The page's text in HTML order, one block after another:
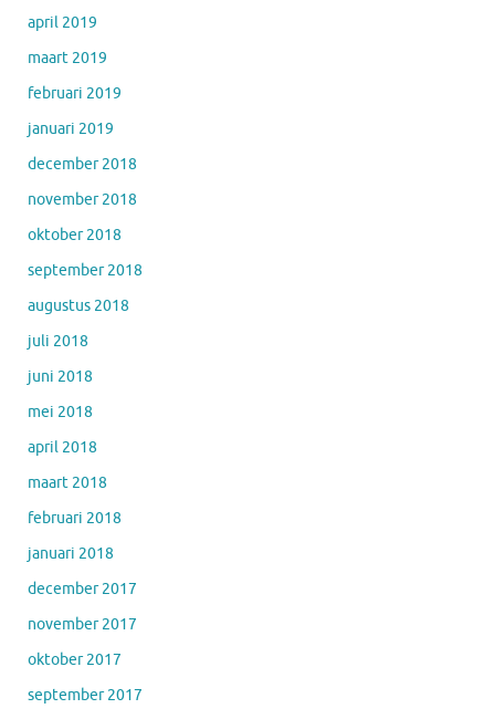
april 2019
maart 2019
februari 2019
januari 2019
december 2018
november 2018
oktober 2018
september 2018
augustus 2018
juli 2018
juni 2018
mei 2018
april 2018
maart 2018
februari 2018
januari 2018
december 2017
november 2017
oktober 2017
september 2017